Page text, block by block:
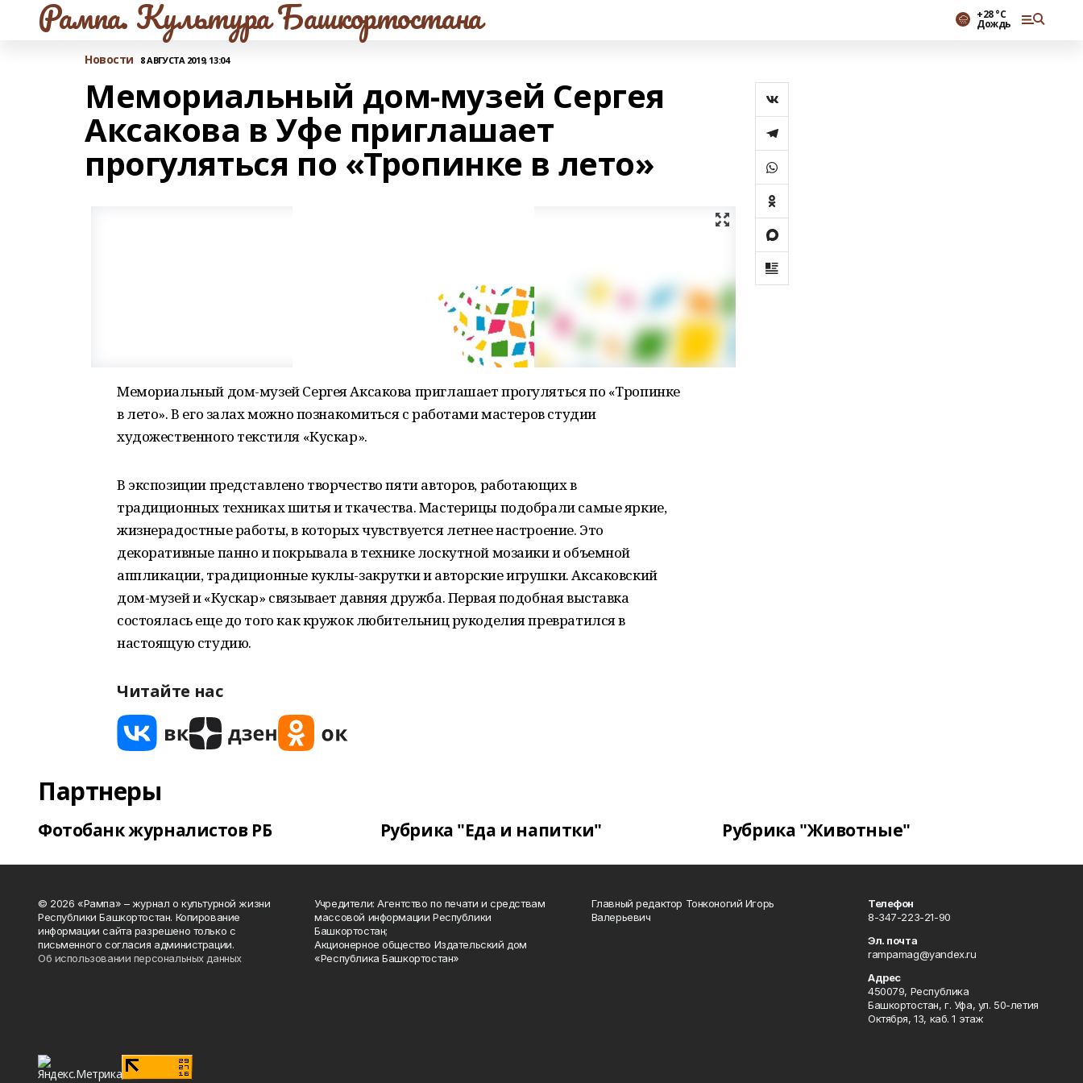
Рампа. Культура Башкортостана +28 °С
Дождь
Новости 8 АВГУСТА 2019, 13:04
Мемориальный дом-музей Сергея
Аксакова в Уфе приглашает
прогуляться по «Тропинке в лето»
Мемориальный дом-музей Сергея Аксакова приглашает прогуляться по «Тропинке
в лето». В его залах можно познакомиться с работами мастеров студии
художественного текстиля «Кускар».
В экспозиции представлено творчество пяти авторов, работающих в
традиционных техниках шитья и ткачества. Мастерицы подобрали самые яркие,
жизнерадостные работы, в которых чувствуется летнее настроение. Это
декоративные панно и покрывала в технике лоскутной мозаики и объемной
аппликации, традиционные куклы-закрутки и авторские игрушки. Аксаковский
дом-музей и «Кускар» связывает давняя дружба. Первая подобная выставка
состоялась еще до того как кружок любительниц рукоделия превратился в
настоящую студию.
Читайте нас
Партнеры
Фотобанк журналистов РБ Рубрика "Еда и напитки" Рубрика "Животные"
© 2026 «Рампа» – журнал о культурной жизни
Республики Башкортостан. Копирование
информации сайта разрешено только с
письменного согласия администрации.
Об использовании персональных данных
Учредители: Агентство по печати и средствам
массовой информации Республики
Башкортостан;
Акционерное общество Издательский дом
«Республика Башкортостан»
Главный редактор Тонконогий Игорь
Валерьевич
Телефон
8-347-223-21-90
Эл. почта
rampamag@yandex.ru
Адрес
450079, Республика
Башкортостан, г. Уфа, ул. 50-летия
Октября, 13, каб. 1 этаж